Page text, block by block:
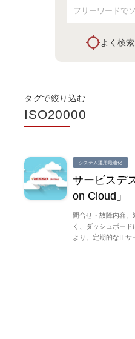
よく検
タグで絞り込む
ISO20000
システム運用最適化
サービスデ
on Cloud」
問合せ・故障内容
く、ダッシュボー
より、定期的なITサ